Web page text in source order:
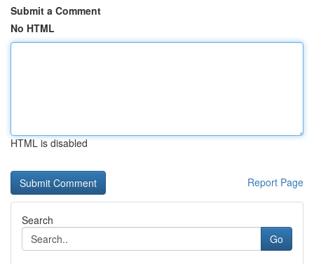
Submit a Comment
No HTML
HTML is disabled
Report Page
Search
Go